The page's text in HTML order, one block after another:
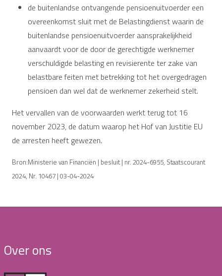
de buitenlandse ontvangende pensioenuitvoerder een
overeenkomst sluit met de Belastingdienst waarin de
buitenlandse pensioenuitvoerder aansprakelijkheid
aanvaardt voor de door de gerechtigde werknemer
verschuldigde belasting en revisierente ter zake van
belastbare feiten met betrekking tot het overgedragen
pensioen dan wel dat de werknemer zekerheid stelt.
Het vervallen van de voorwaarden werkt terug tot 16
november 2023, de datum waarop het Hof van Justitie EU
de arresten heeft gewezen.
Bron:Ministerie van Financiën | besluit | nr. 2024-6955, Staatscourant
2024, Nr. 10467 | 03-04-2024
Over ons